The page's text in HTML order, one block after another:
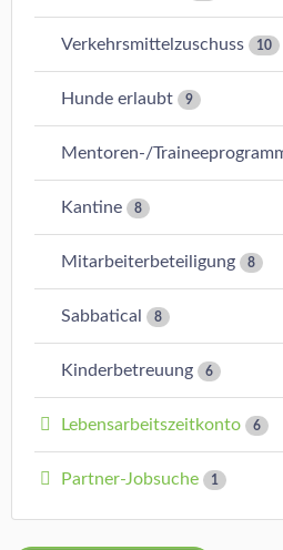
Verkehrsmittelzuschuss 10
Hunde erlaubt 9
Mentoren-/
Kantine 8
Mitarbeiterbeteiligung 8
Sabbatical 8
Kinderbetreuung 6
Lebensarbeitszeitkonto 6
Partner-Jobsuche 1